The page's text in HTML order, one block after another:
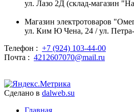
ул. Лазо 2Д (склад-магазин
Магазин электротоваров
ул. Ким Ю Чена, 24 / ул.
Телефон : +7 (924) 103-44-00
Почта : 4212607070@mail.ru
Сделано в dalweb.su
Главная